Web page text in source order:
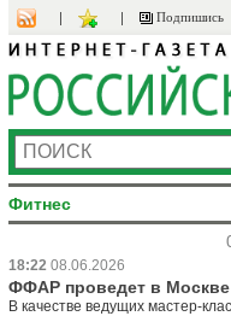
Подпишись
Фитнес
18:22 08.06.2026
ФФАР проведет в
В качестве ведущих мастер-